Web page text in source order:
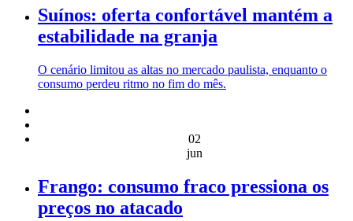
Suínos: oferta confortável mantém a
estabilidade na granja
O cenário limitou as altas no mercado paulista, enquanto o
consumo perdeu ritmo no fim do mês.
02
jun
Frango: consumo fraco pressiona os
preços no atacado